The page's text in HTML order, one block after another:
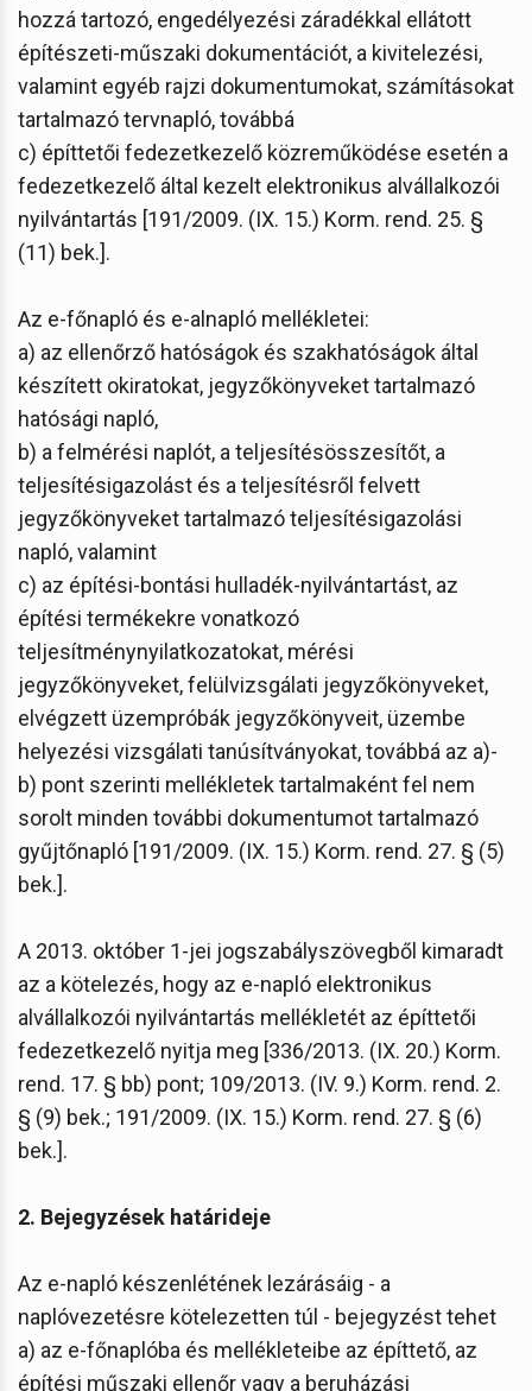
hozzá tartozó, engedélyezési záradékkal ellátott
építészeti-műszaki dokumentációt, a kivitelezési,
valamint egyéb rajzi dokumentumokat, számításokat
tartalmazó tervnapló, továbbá
c) építtetői fedezetkezelő közreműködése esetén a
fedezetkezelő által kezelt elektronikus alvállalkozói
nyilvántartás [191/2009. (IX. 15.) Korm. rend. 25. §
(11) bek.].
Az e-főnapló és e-alnapló mellékletei:
a) az ellenőrző hatóságok és szakhatóságok által
készített okiratokat, jegyzőkönyveket tartalmazó
hatósági napló,
b) a felmérési naplót, a teljesítésösszesítőt, a
teljesítésigazolást és a teljesítésről felvett
jegyzőkönyveket tartalmazó teljesítésigazolási
napló, valamint
c) az építési-bontási hulladék-nyilvántartást, az
építési termékekre vonatkozó
teljesítménynyilatkozatokat, mérési
jegyzőkönyveket, felülvizsgálati jegyzőkönyveket,
elvégzett üzempróbák jegyzőkönyveit, üzembe
helyezési vizsgálati tanúsítványokat, továbbá az a)-
b) pont szerinti mellékletek tartalmaként fel nem
sorolt minden további dokumentumot tartalmazó
gyűjtőnapló [191/2009. (IX. 15.) Korm. rend. 27. § (5)
bek.].
A 2013. október 1-jei jogszabályszövegből kimaradt
az a kötelezés, hogy az e-napló elektronikus
alvállalkozói nyilvántartás mellékletét az építtetői
fedezetkezelő nyitja meg [336/2013. (IX. 20.) Korm.
rend. 17. § bb) pont; 109/2013. (IV. 9.) Korm. rend. 2.
§ (9) bek.; 191/2009. (IX. 15.) Korm. rend. 27. § (6)
bek.].
2. Bejegyzések határideje
Az e-napló készenlétének lezárásáig - a
naplóvezetésre kötelezetten túl - bejegyzést tehet
a) az e-főnaplóba és mellékleteibe az építtető, az
építési műszaki ellenőr vagy a beruházási